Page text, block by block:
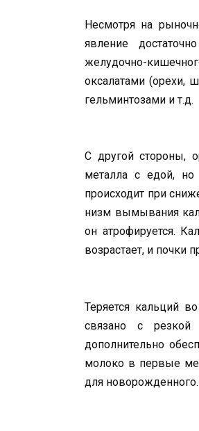
Несмотря на
явление
желудочно-
оксалатами (оре­хи,
гельминтозами и т.д.
С другой стороны,
металла с едой, но
происходит при
низм вымывания
он атрофиру­ется.
возрастает, и почки
Теряется кальций
связано с резкой
дополнительно
молоко в первые
для новорожденного.